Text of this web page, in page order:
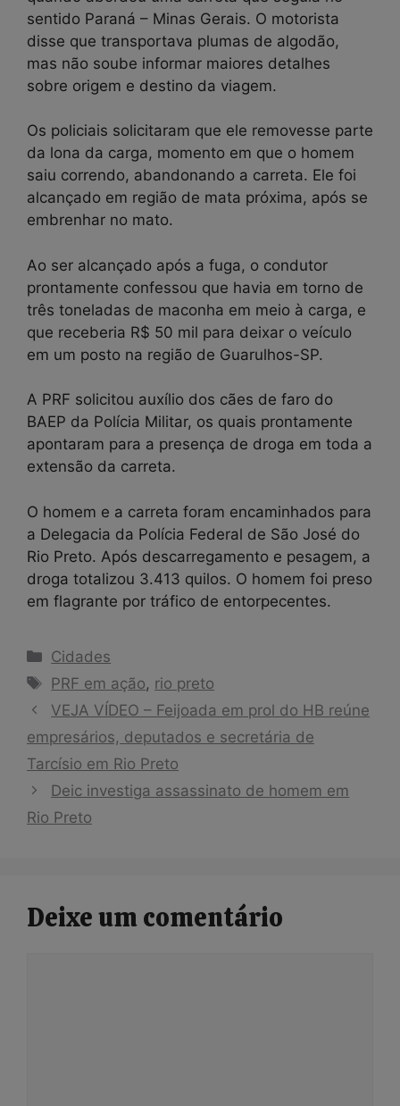
sentido Paraná – Minas Gerais. O motorista
disse que transportava plumas de algodão,
mas não soube informar maiores detalhes
sobre origem e destino da viagem.
Os policiais solicitaram que ele removesse parte
da lona da carga, momento em que o homem
saiu correndo, abandonando a carreta. Ele foi
alcançado em região de mata próxima, após se
embrenhar no mato.
Ao ser alcançado após a fuga, o condutor
prontamente confessou que havia em torno de
três toneladas de maconha em meio à carga, e
que receberia R$ 50 mil para deixar o veículo
em um posto na região de Guarulhos-SP.
A PRF solicitou auxílio dos cães de faro do
BAEP da Polícia Militar, os quais prontamente
apontaram para a presença de droga em toda a
extensão da carreta.
O homem e a carreta foram encaminhados para
a Delegacia da Polícia Federal de São José do
Rio Preto. Após descarregamento e pesagem, a
droga totalizou 3.413 quilos. O homem foi preso
em flagrante por tráfico de entorpecentes.
Categorias
Cidades
Tags
PRF em ação, rio preto
VEJA VÍDEO – Feijoada em prol do HB reúne
empresários, deputados e secretária de
Tarcísio em Rio Preto
Deic investiga assassinato de homem em
Rio Preto
Deixe um comentário